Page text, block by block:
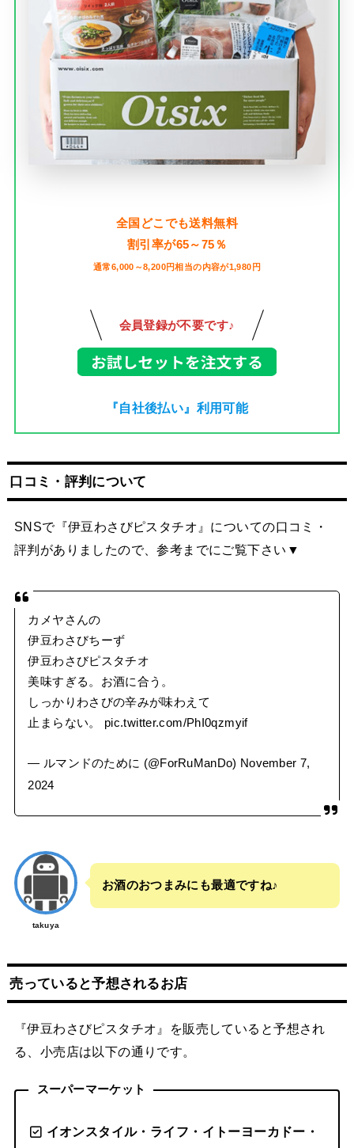
全国どこでも送料無料
割引率が65～75％
通常6,000～8,200円相当の内容が1,980円
会員登録が不要です♪
『自社後払い』利用可能
口コミ・評判について
SNSで『伊豆わさびピスタチオ』についての口コミ・
評判がありましたので、参考までにご覧下さい▼
カメヤさんの
伊豆わさびちーず
伊豆わさびピスタチオ
美味すぎる。お酒に合う。
しっかりわさびの辛みが味わえて
止まらない。 pic.twitter.com/PhI0qzmyif
— ルマンドのために (@ForRuManDo) November 7,
2024
takuya
お酒のおつまみにも最適ですね♪
売っていると予想されるお店
『伊豆わさびピスタチオ』を販売していると予想され
る、小売店は以下の通りです。
スーパーマーケット
イオンスタイル・ライフ・イトーヨーカドー・